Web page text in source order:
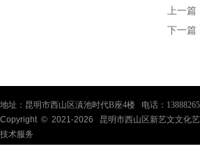
上一篇
下一篇
地址：昆明市西山区滇池时代B座4楼 电话：
Copyright © 2021-2026
昆明市西山区新艺文文化
技术服务